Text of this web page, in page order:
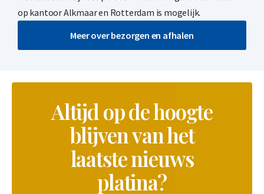
op kantoor Alkmaar en Rotterdam is mogelijk.
Meer over bezorgen en afhalen
Altijd op de hoogte
blijven van het
laatste nieuws
platina?